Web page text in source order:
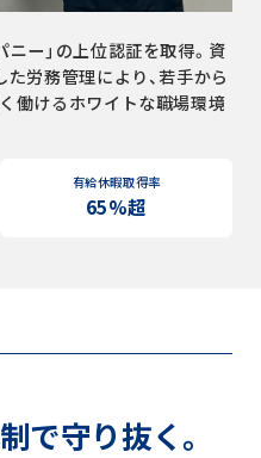
ー」の上位認証を取得。資
労務管理により、若手から
働けるホワイトな職場環境
有給休暇取得率
65%超
で守り抜く。